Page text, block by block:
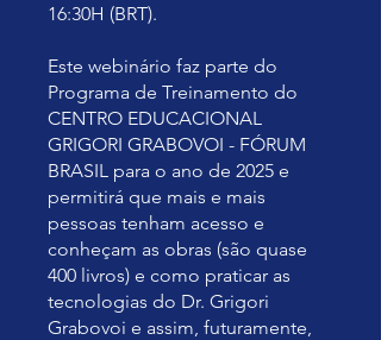
16:30H (BRT).
Este webinário faz parte do
Programa de Treinamento do
CENTRO EDUCACIONAL
GRIGORI GRABOVOI - FÓRUM
BRASIL para o ano de 2025 e
permitirá que mais e mais
pessoas tenham acesso e
conheçam as obras (são quase
400 livros) e como praticar as
tecnologias do Dr. Grigori
Grabovoi e assim, futuramente,